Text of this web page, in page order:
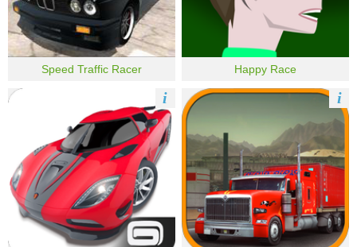
Speed Traffic Racer Happy Race
i i